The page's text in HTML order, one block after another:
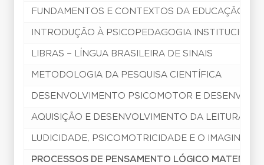
FUNDAMENTOS E CONTEXTOS DA EDUCAÇÃO
INTRODUÇÃO À PSICOPEDAGOGIA
LIBRAS – LÍNGUA BRASILEIRA DE SINAIS
METODOLOGIA DA PESQUISA CIENTÍFICA
DESENVOLVIMENTO PSICOMOTOR E
AQUISIÇÃO E DESENVOLVIMENTO DA LEITURA E
LUDICIDADE, PSICOMOTRICIDADE E O
PROCESSOS DE PENSAMENTO LÓGICO